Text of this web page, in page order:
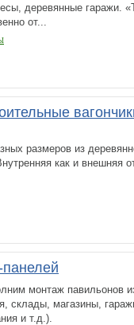
деревянные гаражи.
от...
размеров из
как и внешняя
монтаж павильонов
склады, магазины,
и т.д.).